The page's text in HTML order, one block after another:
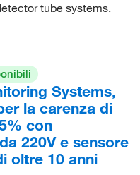
tube systems.
Systems,
la carenza di
con
220V e sensore
oltre 10 anni